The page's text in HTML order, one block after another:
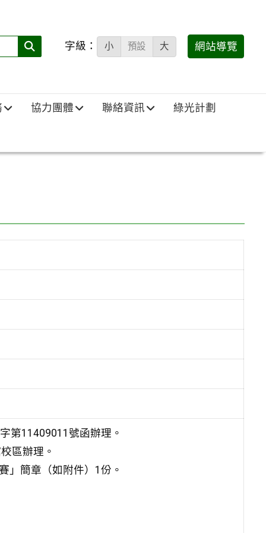
搜
填)：
字級： 小 預設 大 網站導覽
協力團體 聯絡資訊 綠光計劃
第11409011號函辦理。
區辦理。
」簡章（如附件）1份。